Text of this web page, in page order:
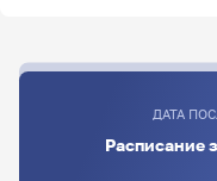
ДАТА
Расписание